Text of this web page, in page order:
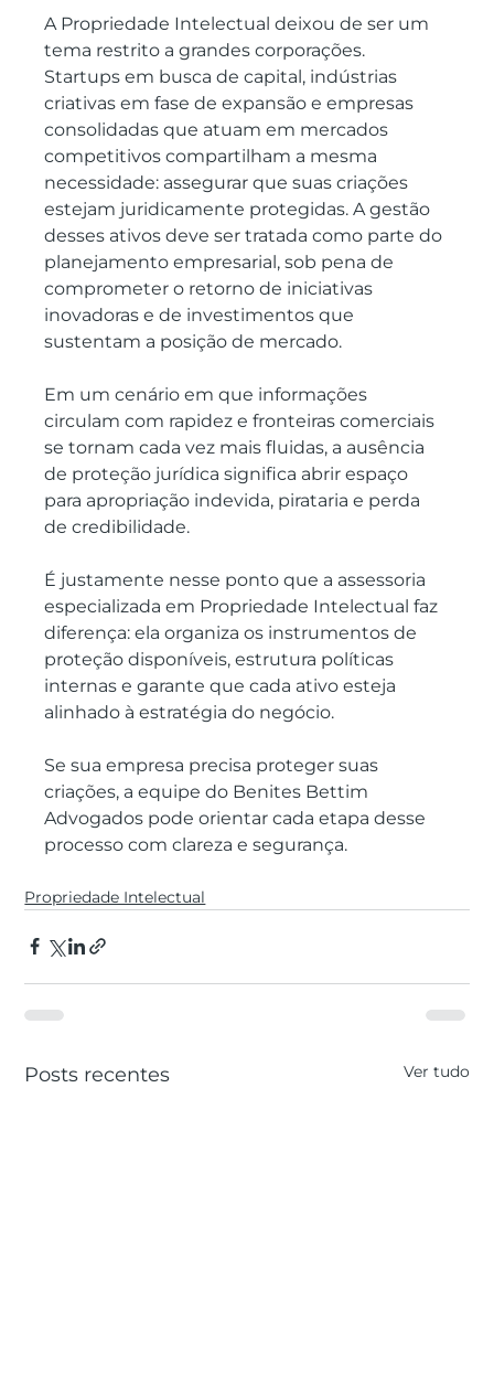
A Propriedade Intelectual deixou de ser um
tema restrito a grandes corporações.
Startups em busca de capital, indústrias
criativas em fase de expansão e empresas
consolidadas que atuam em mercados
competitivos compartilham a mesma
necessidade: assegurar que suas criações
estejam juridicamente protegidas. A gestão
desses ativos deve ser tratada como parte do
planejamento empresarial, sob pena de
comprometer o retorno de iniciativas
inovadoras e de investimentos que
sustentam a posição de mercado.
Em um cenário em que informações
circulam com rapidez e fronteiras comerciais
se tornam cada vez mais fluidas, a ausência
de proteção jurídica significa abrir espaço
para apropriação indevida, pirataria e perda
de credibilidade.
É justamente nesse ponto que a assessoria
especializada em Propriedade Intelectual faz
diferença: ela organiza os instrumentos de
proteção disponíveis, estrutura políticas
internas e garante que cada ativo esteja
alinhado à estratégia do negócio.
Se sua empresa precisa proteger suas
criações, a equipe do Benites Bettim
Advogados pode orientar cada etapa desse
processo com clareza e segurança.
Propriedade Intelectual
Posts recentes Ver tudo